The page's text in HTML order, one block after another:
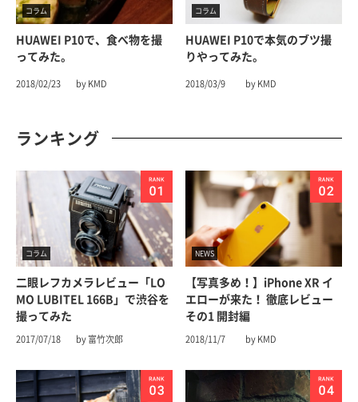
コラム
HUAWEI P10で、食べ物を撮
ってみた。
2018/02/23 by KMD
コラム
HUAWEI P10で本気のブツ撮
りやってみた。
2018/03/9 by KMD
ランキング
コラム
二眼レフカメラレビュー「LO
MO LUBITEL 166B」で渋谷を
撮ってみた
2017/07/18 by 富竹次郎
NEWS
【写真多め！】iPhone XR イ
エローが来た！ 徹底レビュー
その1 開封編
2018/11/7 by KMD